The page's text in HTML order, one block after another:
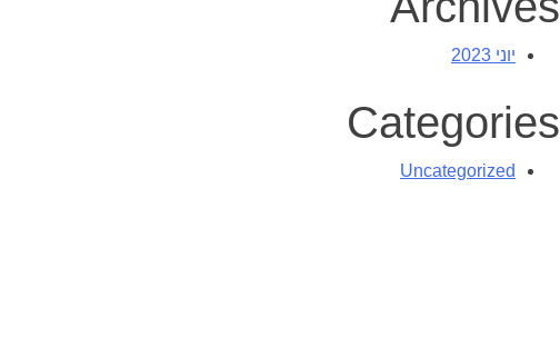
יוני 2023
Categories
Uncategorized